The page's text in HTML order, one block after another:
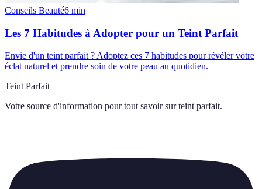
Conseils Beauté6 min
Les 7 Habitudes à Adopter pour un Teint Parfait
Envie d'un teint parfait ? Adoptez ces 7 habitudes pour révéler votre
éclat naturel et prendre soin de votre peau au quotidien.
Teint Parfait
Votre source d'information pour tout savoir sur teint parfait.